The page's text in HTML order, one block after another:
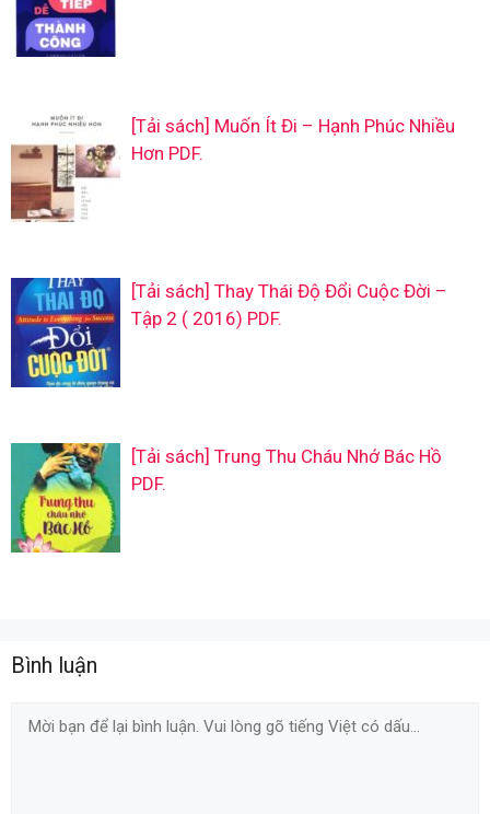
[Tải sách] Muốn Ít Đi – Hạnh Phúc Nhiều
Hơn PDF.
[Tải sách] Thay Thái Độ Đổi Cuộc Đời –
Tập 2 ( 2016) PDF.
[Tải sách] Trung Thu Cháu Nhớ Bác Hồ
PDF.
Bình luận
Comment